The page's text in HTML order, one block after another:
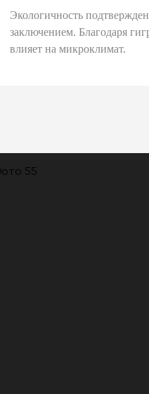
Экологичность
заключением. Благодаря
влияет на микроклимат.